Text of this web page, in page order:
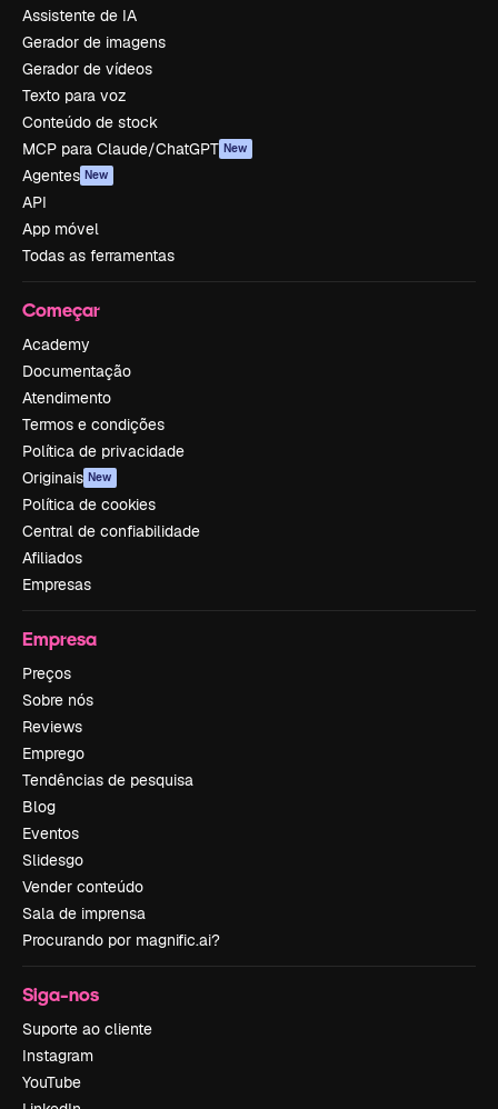
Assistente de IA
Gerador de imagens
Gerador de vídeos
Texto para voz
Conteúdo de stock
MCP para Claude/ChatGPT New
Agentes New
API
App móvel
Todas as ferramentas
Começar
Academy
Documentação
Atendimento
Termos e condições
Política de privacidade
Originais New
Política de cookies
Central de confiabilidade
Afiliados
Empresas
Empresa
Preços
Sobre nós
Reviews
Emprego
Tendências de pesquisa
Blog
Eventos
Slidesgo
Vender conteúdo
Sala de imprensa
Procurando por magnific.ai?
Siga-nos
Suporte ao cliente
Instagram
YouTube